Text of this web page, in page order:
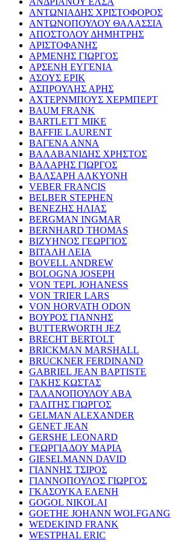
ΑΝΤΩΝΙΑΔΗΣ ΧΡΙΣΤΟΦΟΡΟΣ
ΑΝΤΩΝΟΠΟΥΛΟΥ ΘΑΛΑΣΣΙΑ
ΑΠΟΣΤΟΛΟΥ ΔΗΜΗΤΡΗΣ
ΑΡΙΣΤΟΦΑΝΗΣ
ΑΡΜΕΝΗΣ ΓΙΩΡΓΟΣ
ΑΡΣΕΝΗ ΕΥΓΕΝΙΑ
ΑΣΟΥΣ ΕΡΙΚ
ΑΣΠΡΟΥΛΗΣ ΑΡΗΣ
ΑΧΤΕΡΝΜΠΟΥΣ ΧΕΡΜΠΕΡΤ
BAUM FRANK
BARTLETT MIKE
BAFFIE LAURENT
ΒΑΓΕΝΑ ΑΝΝΑ
ΒΑΛΑΒΑΝΙΔΗΣ ΧΡΗΣΤΟΣ
ΒΑΛΑΡΗΣ ΓΙΩΡΓΟΣ
ΒΑΛΣΑΡΗ ΑΛΚΥΟΝΗ
VEBER FRANCIS
BELBER STEPHEN
ΒΕΝΕΖΗΣ ΗΛΙΑΣ
BERGMAN INGMAR
BERNHARD THOMAS
ΒΙΖΥΗΝΟΣ ΓΕΩΡΓΙΟΣ
ΒΙΤΑΛΗ ΛΕΙΑ
BOVELL ANDREW
BOLOGNA JOSEPH
VON TEPL JOHANESS
VON TRIER LARS
VON HORVATH ODON
ΒΟΥΡΟΣ ΓΙΑΝΝΗΣ
BUTTERWORTH JEZ
BRECHT BERTOLT
BRICKMAN MARSHALL
BRUCKNER FERDINAND
GABRIEL JEAN BAPTISTE
ΓΑΚΗΣ ΚΩΣΤΑΣ
ΓΑΛΑΝΟΠΟΥΛΟΥ ΑΒΑ
ΓΑΛΙΤΗΣ ΓΙΩΡΓΟΣ
GELMAN ALEXANDER
GENET JEAN
GERSHE LEONARD
ΓΕΩΡΓΙΑΔΟΥ ΜΑΡΙΑ
GIESELMANN DAVID
ΓΙΑΝΝΗΣ ΤΣΙΡΟΣ
ΓΙΑΝΝΟΠΟΥΛΟΣ ΓΙΩΡΓΟΣ
ΓΚΑΣΟΥΚΑ ΕΛΕΝΗ
GOGOL NIKOLAI
GOETHE JOHANN WOLFGANG
WEDEKIND FRANK
WESTPHAL ERIC